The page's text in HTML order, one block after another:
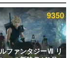
渾身の“殿堂入り”記
時のエピソードをお
は何か？を探ってい
9350
ファンタジーⅦ リ